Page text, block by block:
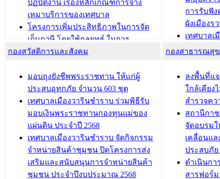
อนุญาตให้มีถิ่นที่อยู่
ประชุมคณะกรรมการประเมินผลการ
ควบคุมภายในของ สำนัก/กอง/
โรงเรียน/ศูนย์พัฒนาเด็กเล็ก/สถานธนา
บทความ อื่นๆ ...
ปฏิบัติงาน เรื่องหลักเกณฑ์การจ้าง
เหมาบริการของเทศบาล
โครงการเพิ่มประสิทธิภาพในการจัด
เก็บภาษี โดยใช้กลยุทธ์ ในการ
พัฒนาการจัดเก็บรายได้ ประจำปี พ.ศ.
เทศบาลเมืองวารินชำราบ ร่วมการ
ประชุมวิชาการระดับนานาชาติและ
นิทรรศการด้านนวัตกรรมท้องถิ่น 2568
และรับรางวัลทีมนักวิจัยดีเด่นจาก
นวัตกรรมโครงการทะเบียนภาษีป้าย
ประชุมผู้เช่าอาคารพาณิชย์ บริเวณ
ถนนเกษมสุขและถนนประทุมเทพภักดี
บทความ อื่นๆ ...
การรับฟั
ผังเมืองร
เทศบาลเ
โครงการ
เทศบาล
รับฟังคว
ผังเมือง
วารินชำ
เทศบาล
ซักซ้อมแ
ประโยช
บทความ อื่นๆ ...
กองสวัสดิการและสังคม
มอบถุงยังชีพพระราชทาน ให้แก่ผู้
ประสบอุทกภัย จำนวน 603 ชุด
เทศบาลเมืองวารินชำราบ ร่วมพิธีรับ
มอบเงินพระราชทานกองทุนแม่ของ
แผ่นดิน ประจำปี 2568
เทศบาลเมืองวารินชำราบ จัดกิจกรรม
จำหน่ายสินค้าชุมชน ปิดโครงการส่ง
เสริมและสนับสนุนการจำหน่ายสินค้า
ชุมชน ประจำปีงบประมาณ 2568
กองสาธารณสุ
ลงพื้นที่แ
ใกล้เคียง
สำรวจค
สถานีกา
จัดอบรม
เคลื่อนแ
ประสบภั
ดำเนินกา
สารฟอร์